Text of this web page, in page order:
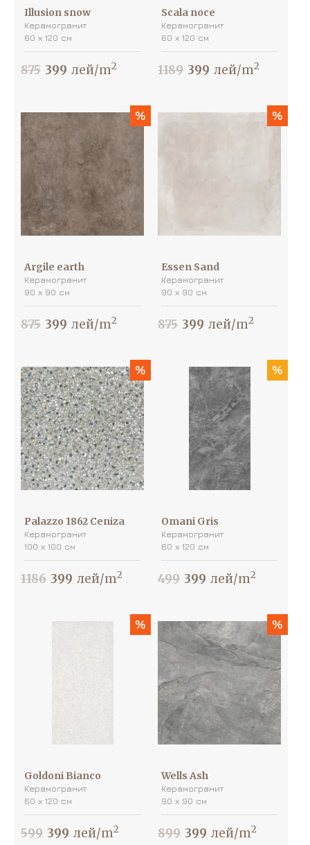
Illusion snow
Керамогранит
60 х 120 см
875 399 лей/m2
Scala noce
Керамогранит
60 х 120 см
1189 399 лей/m2
%
Argile earth
Керамогранит
90 х 90 см
875 399 лей/m2
%
Essen Sand
Керамогранит
90 х 90 см
875 399 лей/m2
%
Palazzo 1862 Ceniza
Керамогранит
100 х 100 см
1186 399 лей/m2
%
Omani Gris
Керамогранит
60 х 120 см
499 399 лей/m2
%
Goldoni Bianco
Керамогранит
60 х 120 см
599 399 лей/m2
%
Wells Ash
Керамогранит
90 х 90 см
899 399 лей/m2